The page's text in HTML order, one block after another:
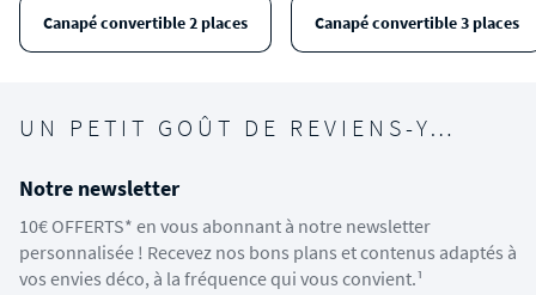
Canapé convertible 2 places Canapé convertible 3 places
UN PETIT GOÛT DE REVIENS-Y…
Notre newsletter
10€ OFFERTS* en vous abonnant à notre newsletter
personnalisée ! Recevez nos bons plans et contenus adaptés à
vos envies déco, à la fréquence qui vous convient.¹